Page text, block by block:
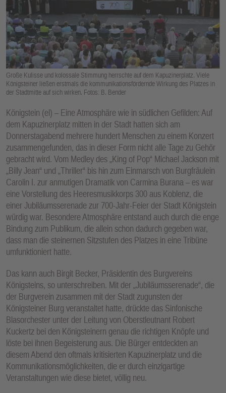
Große Kulisse und kolossale Stimmung herrschte auf dem Kapuzinerplatz. Viele
Königsteiner ließen erstmals die kommunikationsfördernde Wirkung des Platzes in
der Stadtmitte auf sich wirken. Fotos: B. Bender
Königstein (el) – Eine Atmosphäre wie in südlichen Gefilden: Auf
dem Kapuzinerplatz mitten in der Stadt hatten sich am
Donnerstagabend mehrere hundert Menschen zu einem Konzert
zusammengefunden, das in dieser Form nicht alle Tage zu Gehör
gebracht wird. Vom Medley des „King of Pop“ Michael Jackson mit
„Billy Jean“ und „Thriller“ bis hin zum Einmarsch von Burgfräulein
Carolin I. zur anmutigen Dramatik von Carmina Burana – es war
eine Vorstellung des Heeresmusikkorps 300 aus Koblenz, die
einer Jubiläumsserenade zur 700-Jahr-Feier der Stadt Königstein
würdig war. Besondere Atmosphäre entstand auch durch die enge
Bindung zum Publikum, die allein schon dadurch gegeben war,
dass man die steinernen Sitzstufen des Platzes in eine Tribüne
umfunktioniert hatte.
Das kann auch Birgit Becker, Präsidentin des Burgvereins
Königsteins, so unterschreiben. Mit der „Jubiläumsserenade“, die
der Burgverein zusammen mit der Stadt zugunsten der
Königsteiner Burg veranstaltet hatte, drückte das Sinfonische
Blasorchester unter der Leitung von Oberstleutnant Robert
Kuckertz bei den Königsteinern genau die richtigen Knöpfe und
löste bei ihnen Begeisterung aus. Die Bürger entdeckten an
diesem Abend den oftmals kritisierten Kapuzinerplatz und die
Kommunikationsmöglichkeiten, die er durch einzigartige
Veranstaltungen wie diese bietet, völlig neu.
E
N